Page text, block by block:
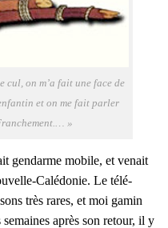
cul, on m’a fait une face de
et on me fait par­ler
»
gen­darme mobile, et venait
Calé­do­nie. Le télé­
très rares, et moi gamin
après son retour, il y